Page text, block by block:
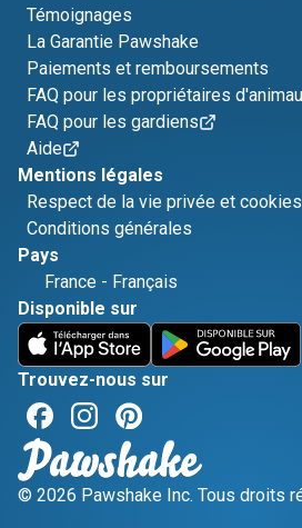
Témoignages
La Garantie Pawshake
Paiements et remboursements
FAQ pour les propriétaires
FAQ pour les gardiens
Aide
Mentions légales
Respect de la vie privée et cookies
Conditions générales
Pays
France - Français
Disponible sur
Trouvez-nous sur
© 2026 Pawshake Inc. Tous droits